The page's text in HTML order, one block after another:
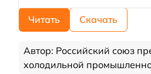
Читать Скачать
Автор: Российский союз
холодильной